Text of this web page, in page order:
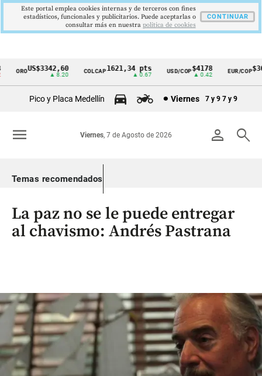
Cintillo
Colombia
OROUS$3342,60
▲ 8.20
COLCAP1621,34 pts
▲ 0.67
USD/COP$4178
▲ 0.42
EUR/COP
Pico y Placa Medellín Viernes 7 y 9 7 y 9
person search
Viernes, 7 de Agosto de 2026
menu
Temas recomendados
La paz no se le puede entregar
al chavismo: Andrés Pastrana
Este portal emplea cookies internas y de terceros con fines
estadísticos, funcionales y publicitarios. Puede aceptarlas o
consultar más en nuestra politica de cookies
CONTINUAR